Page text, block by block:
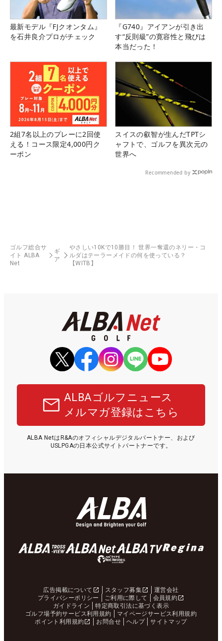
最新モデル『FJクオンタム』
を石井良介プロがチェック
『G740』アイアンが引き出
す“反則級”の寛容性と飛びは
本当だった！
2組7名以上のプレーに2回使
える！コース限定4,000円ク
ーポン
スイスの叡智が生んだTPTシ
ャフトで、ゴルフを異次元の
世界へ
Recommended by
ゴルフ総合サ
イト ALBA
Net
ギ
ア
やさしい10Kで10勝目！ 世界一奪還のネリー・コ
ルダはテーラーメイドの何を使っている？
【WITB】
ALBAゴルフニュース
メルマガ登録はこちら
ALBA NetはR&Aのオフィシャルデジタルパートナー、および
USLPGAの日本公式サイトパートナーです。
広告掲載について スタッフ募集
運営会社
プライバシーポリシー
ご利用に際して
会員規約
ガイドライン
特定商取引法に基づく表示
ゴルフ場予約サービス利用規約
マイページサービス利用規約
ポイント利用規約
お問合せ ヘルプ サイトマップ